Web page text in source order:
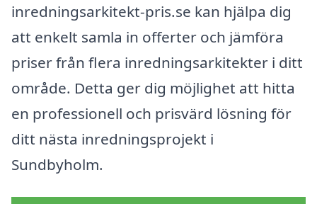
inredningsarkitekt-pris.se kan hjälpa dig
att enkelt samla in offerter och jämföra
priser från flera inredningsarkitekter i ditt
område. Detta ger dig möjlighet att hitta
en professionell och prisvärd lösning för
ditt nästa inredningsprojekt i
Sundbyholm.